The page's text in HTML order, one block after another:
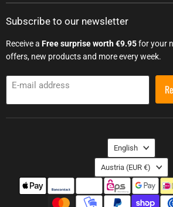
Subscribe to our newsletter
Receive a Free surprise worth €9.95for your
offers, new products and more every week.
E-mail address
Language
English
Country
Austria (EUR €)